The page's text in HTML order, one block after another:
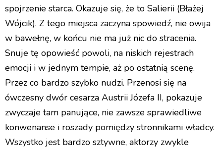
spojrzenie starca. Okazuje się, że to Salierii (Błażej
Wójcik). Z tego miejsca zaczyna spowiedź, nie owija
w bawełnę, w końcu nie ma już nic do stracenia.
Snuje tę opowieść powoli, na niskich rejestrach
emocji i w jednym tempie, aż po ostatnią scenę.
Przez co bardzo szybko nudzi. Przenosi się na
ówczesny dwór cesarza Austrii Józefa II, pokazuje
zwyczaje tam panujące, nie zawsze sprawiedliwe
konwenanse i roszady pomiędzy stronnikami władcy.
Wszystko jest bardzo sztywne, aktorzy zwykle